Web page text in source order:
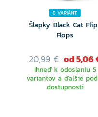
6 VARIÁNT
Šlapky Black Cat
Flops
20,99 € od 5,06
Ihneď k odoslaniu 5
variantov a ďalšie
dostupnosti